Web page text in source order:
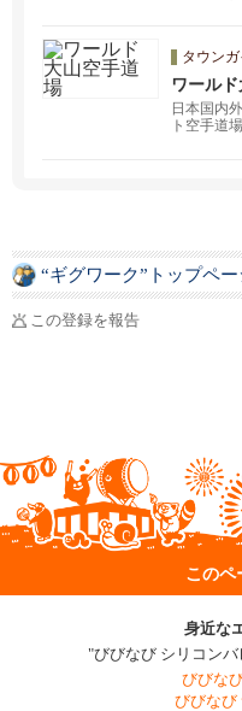
な講師陣
全カスタ
ビスをご
的に合わ
介します。
タウン
ワール
日本国内
ト空手道
“ギグワーク”トップペ
この登録を報告
このペ
身近な
"びびなび シリコン
びびな
びびなび